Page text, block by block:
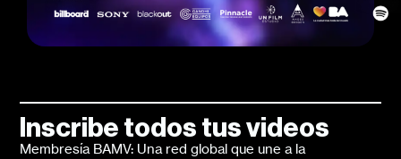
Inscribe todos tus videos
Membresía BAMV: Una red global que une a la